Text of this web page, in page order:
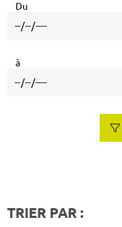
Du
à
TRIER PAR :